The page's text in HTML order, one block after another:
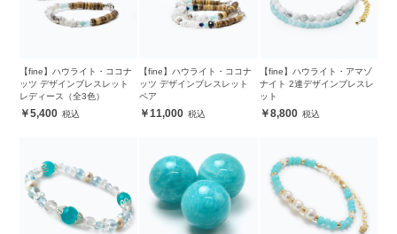
【fine】ハウライト・ココナ
ッツ デザインブレスレット
レディース（全3色）
5,400
【fine】ハウライト・ココナ
ッツ デザインブレスレット
ペア
11,000
【fine】ハウライト・アマゾ
ナイト 2連デザインブレスレ
ット
8,800